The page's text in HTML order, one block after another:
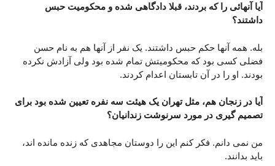
آیا آنهائی را که بردند، قبلا دادگاهی شده و محکومیت حبس
داشتند؟
بله. همه آنها حکم حبس داشتند. یک نفر از آنها هم به نام حسن
فضلی کسی بود که محکومیتش تمام شده بود ولی آزادش نکرده
بودند. او را در آن تابستان اعدام کردند.
آیا در زنجان هم، مثل تهران یک هیئت سه نفره تعیین شده بود برای
تصمیم گیری در مورد سرنوشت زندانیان؟
من نمی دانم. فکر کنم این را دوستان مجاهدی که زنده مانده اند،
باید بدانند.